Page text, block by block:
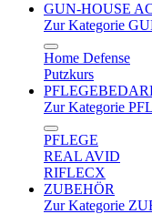
GUN-HOUSE
Zur Kategorie
Home Defense
Putzkurs
Zur Kategorie
PFLEGE
REAL AVID
RIFLECX
ZUBEHÖR
Zur Kategorie